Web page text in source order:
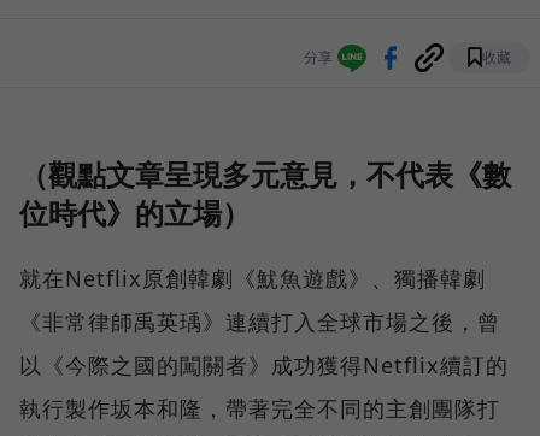
分享 收藏
（觀點文章呈現多元意見，不代表《數
位時代》的立場）
就在Netflix原創韓劇《魷魚遊戲》、獨播韓劇
《非常律師禹英瑀》連續打入全球市場之後，曾
以《今際之國的闖關者》成功獲得Netflix續訂的
執行製作坂本和隆，帶著完全不同的主創團隊打